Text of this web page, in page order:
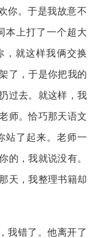
你。于是我故意不
本上打了一个超大
，就这样我俩交换
了，于是你把我的
过去。就这样，我
师。恰巧那天语文
站了起来。老师一
的，我就说没有。
天，我整理书籍却
我错了。他离开了